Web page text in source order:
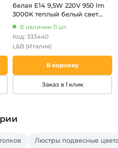
белая E14 9,5W 220V 950 lm
3000K теплый белый свет
В наличии 11 шт.
Код: 333440
L&B (Италия)
В корзину
Заказ в 1 клик
Люстры подвесные